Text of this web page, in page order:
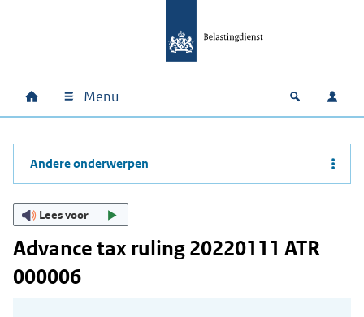
Hoofdnavigatie
Home Menu Open
Andere onderwerpen
Lees voor
Advance tax ruling 20220111 ATR
000006